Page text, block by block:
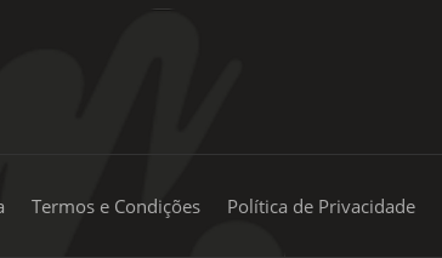
Termos e Condições Política de Privacidade